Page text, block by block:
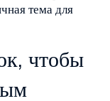
тема для
чтобы